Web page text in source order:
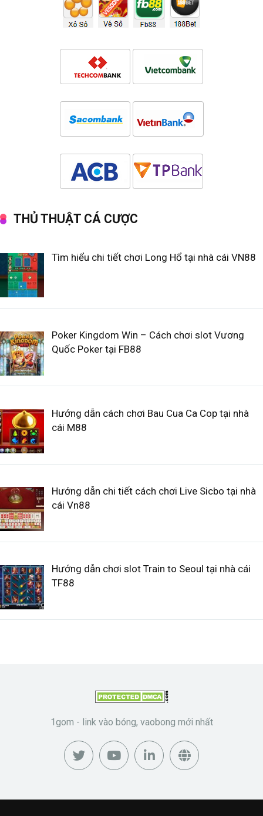
THỦ THUẬT CÁ CƯỢC
Tìm hiểu chi tiết chơi Long Hổ tại nhà cái VN88
Poker Kingdom Win – Cách chơi slot Vương
Quốc Poker tại FB88
Hướng dẫn cách chơi Bau Cua Ca Cop tại nhà
cái M88
Hướng dẫn chi tiết cách chơi Live Sicbo tại nhà
cái Vn88
Hướng dẫn chơi slot Train to Seoul tại nhà cái
TF88
1gom - link vào bóng, vaobong mới nhất